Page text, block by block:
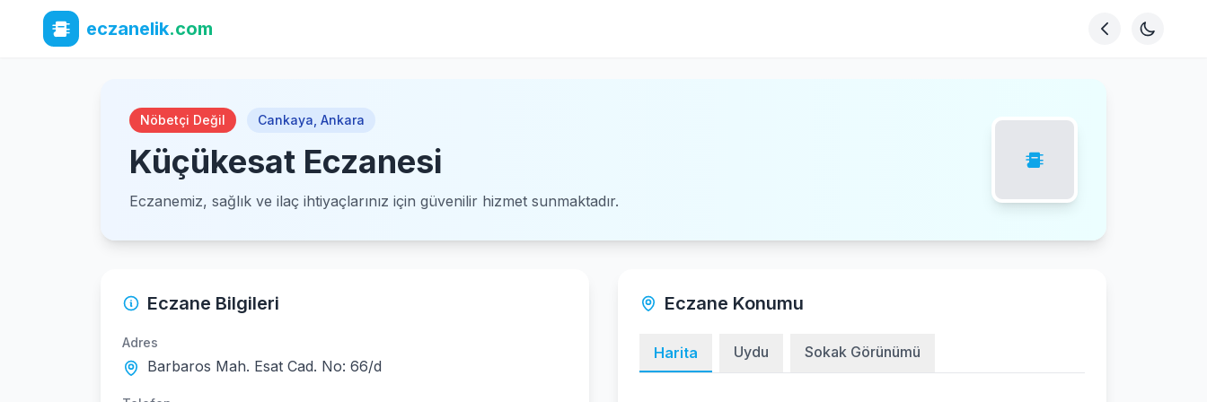
eczanelik.com
Nöbetçi Değil Cankaya Ankara
Küçükesat Eczanesi
Eczanemiz, sağlık ve ilaç ihtiyaçlarınız için güvenilir hizmet sunmaktadır.
Eczane Bilgileri
Adres
Barbaros Mah. Esat Cad. No: 66/d
Eczane Konumu
Harita Uydu Sokak Görünümü